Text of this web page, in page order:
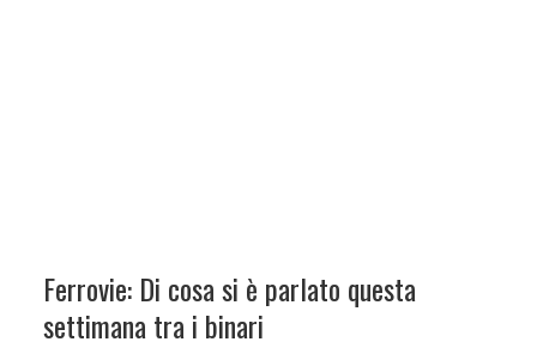
Ferrovie: Di cosa si è parlato questa
settimana tra i binari